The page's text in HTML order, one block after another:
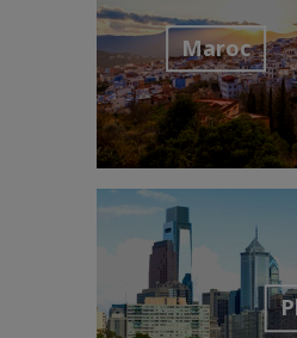
Maroc
Découvrir la